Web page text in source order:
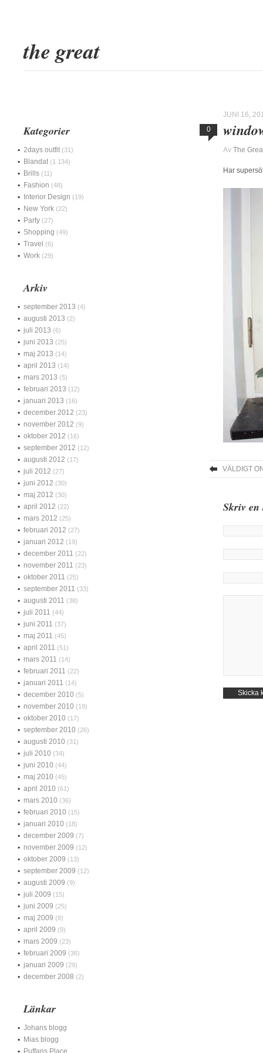
the great
JUNI 16,
0
Av The
Har
VÄLDIGT
Skriv en
Kategorier
2days outfit (31)
Blandat (1 134)
Brills (11)
Fashion (48)
Interior Design (19)
New York (22)
Party (27)
Shopping (49)
Travel (6)
Work (29)
Arkiv
september 2013 (4)
augusti 2013 (2)
juli 2013 (6)
juni 2013 (25)
maj 2013 (14)
april 2013 (14)
mars 2013 (5)
februari 2013 (12)
januari 2013 (16)
december 2012 (23)
november 2012 (9)
oktober 2012 (16)
september 2012 (12)
augusti 2012 (17)
juli 2012 (27)
juni 2012 (30)
maj 2012 (30)
april 2012 (22)
mars 2012 (25)
februari 2012 (27)
januari 2012 (19)
december 2011 (22)
november 2011 (23)
oktober 2011 (25)
september 2011 (33)
augusti 2011 (38)
juli 2011 (44)
juni 2011 (37)
maj 2011 (45)
april 2011 (51)
mars 2011 (14)
februari 2011 (22)
januari 2011 (14)
december 2010 (5)
november 2010 (19)
oktober 2010 (17)
september 2010 (26)
augusti 2010 (31)
juli 2010 (34)
juni 2010 (44)
maj 2010 (45)
april 2010 (61)
mars 2010 (36)
februari 2010 (15)
januari 2010 (18)
december 2009 (7)
november 2009 (12)
oktober 2009 (13)
september 2009 (12)
augusti 2009 (9)
juli 2009 (15)
juni 2009 (25)
maj 2009 (8)
april 2009 (9)
mars 2009 (23)
februari 2009 (36)
januari 2009 (29)
december 2008 (2)
Länkar
Johans blogg
Mias blogg
Puffans Place